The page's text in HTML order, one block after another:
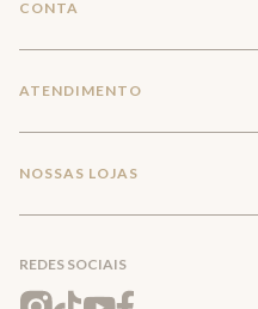
Trabalhe conosco
Mapa do Site
CONTA
Meus pedidos
Wishlist
ATENDIMENTO
Entrega e Frete
NOSSAS LOJAS
REDES SOCIAIS